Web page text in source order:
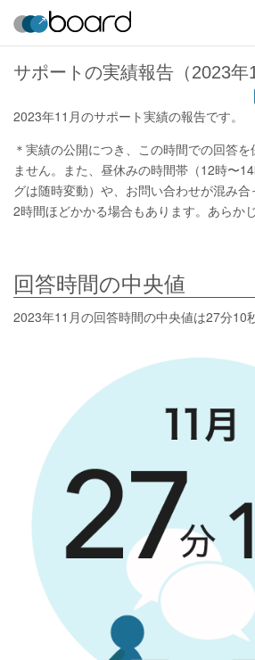
サポートの実績報告（2023年
2023年11月のサポート実績の報告です。
＊実績の公開につき、この時間での回答
ません。また、昼休みの時間帯（12時〜
グは随時変動）や、お問い合わせが混み
2時間ほどかかる場合もあります。あらか
回答時間の中央値
2023年11月の回答時間の中央値は27分10